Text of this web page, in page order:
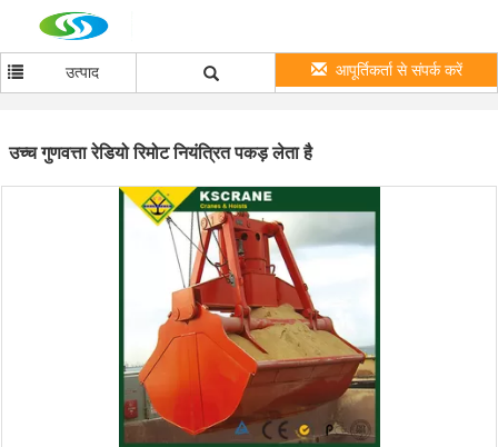
उत्पाद आपूर्तिकर्ता से संपर्क करें
उच्च गुणवत्ता रेडियो रिमोट नियंत्रित पकड़ लेता है